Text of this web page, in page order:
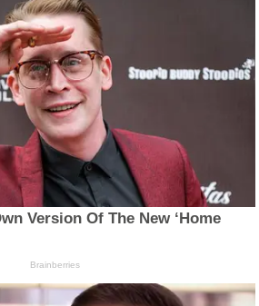
Version Of The New ‘Home
Brainberries